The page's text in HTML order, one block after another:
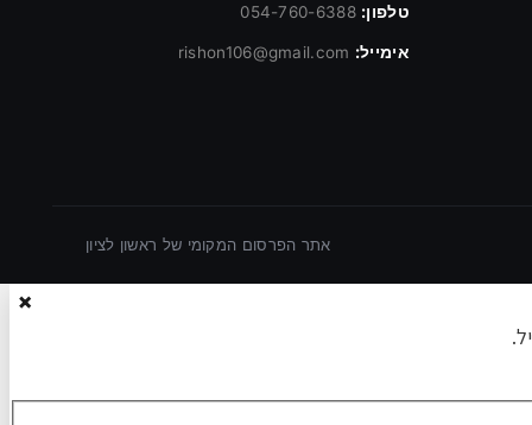
טלפון: 054-760-6388
אימייל: rishon106@gmail.com
אתר הפרסום המקומי של ראשון לציון
×